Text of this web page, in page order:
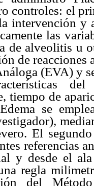
controles: el
intervención y
las
de alveolitis u
de reacciones
(EVA) y
tiempo de
se
El
referencias
y desde el
regla
del